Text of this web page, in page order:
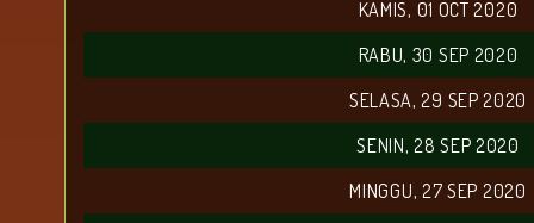
KAMIS, 01 OCT 2020
RABU, 30 SEP 2020
SELASA, 29 SEP 2020
SENIN, 28 SEP 2020
MINGGU, 27 SEP 2020